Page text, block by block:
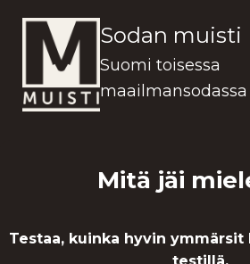
sisältöön
Sodan muisti
Suomi toisessa
maailmansodassa
Mitä jäi
Testaa, kuinka hyvin